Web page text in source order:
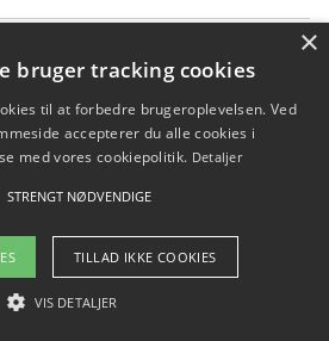
brændstoffer kan ændre
2026 - Pilanto Aps
×
bruger tracking cookies
til at forbedre brugeroplevelsen. Ved
accepterer du alle cookies i
med vores cookiepolitik. Detaljer
STRENGT NØDVENDIGE
TILLAD IKKE COOKIES
VIS DETALJER